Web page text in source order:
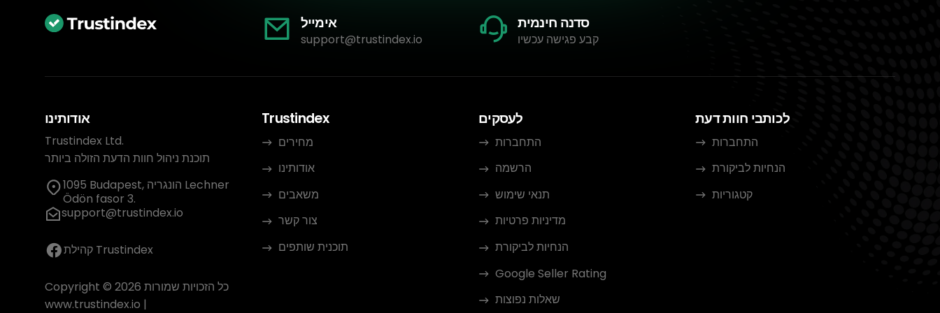
אימייל
support@trustindex.io
סדנה חינמית
קבע פגישה עכשיו
אודותינו
Trustindex Ltd.
תוכנת ניהול חוות הדעת הזולה ביותר
1095 Budapest, הונגריה Lechner
Ödön fasor 3.
support@trustindex.io
קהילת Trustindex
Copyright © 2026 כל הזכויות שמורות
www.trustindex.io |
Trustindex
מחירים
אודותינו
משאבים
צור קשר
תוכנית שותפים
לעסקים
התחברות
הרשמה
תנאי שימוש
מדיניות פרטיות
הנחיות לביקורת
Google Seller Rating
שאלות נפוצות
לכותבי חוות דעת
התחברות
הנחיות לביקורת
קטגוריות